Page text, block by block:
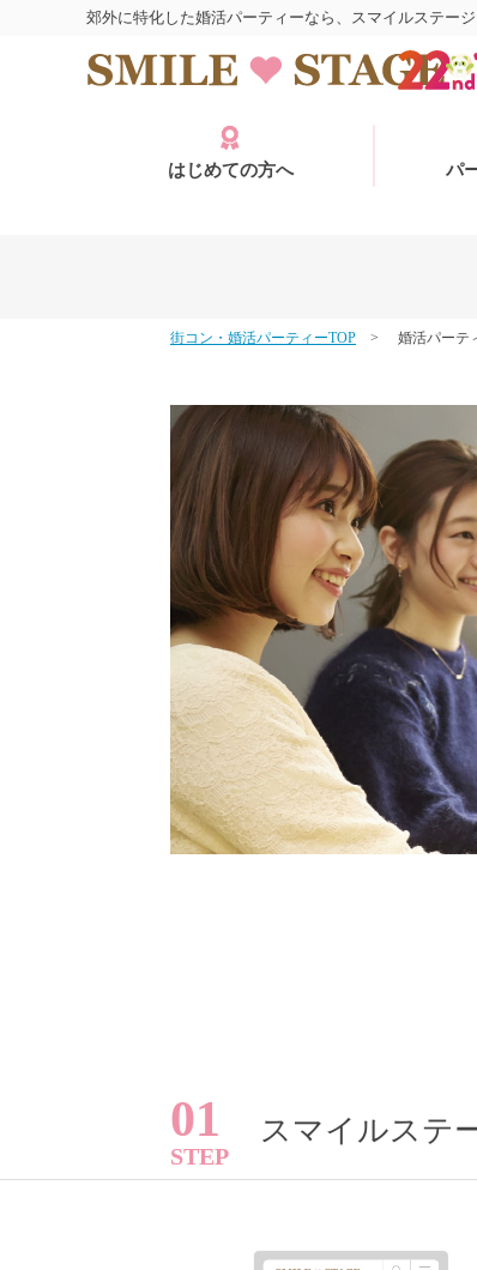
はじめての方へ
今週の婚活パーティー
婚活パーティーの流れ
郊外に特化した婚活パーティーなら、スマイルステージ
はじめての方へ パ
街コン・婚活パーティーTOP 婚活パーテ
01 スマイルステ